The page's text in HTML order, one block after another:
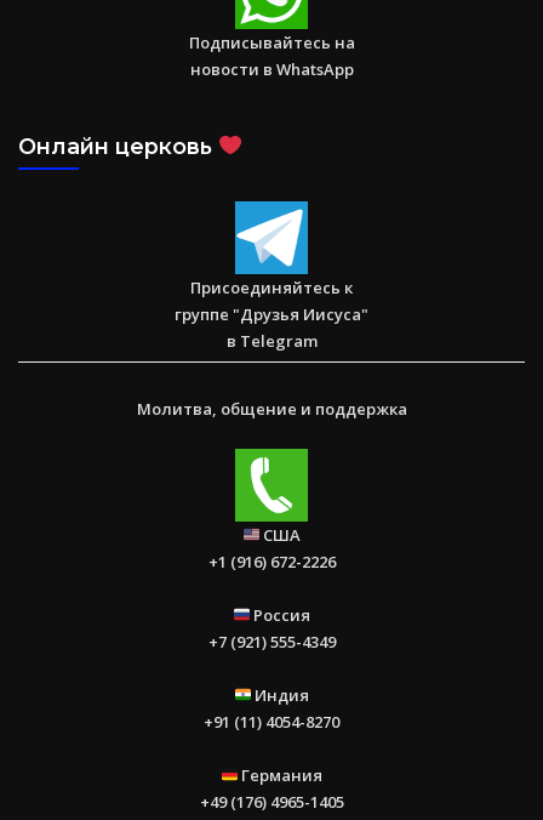
Послание к РимлянамПодписывайтесь на
новости в WhatsApp
Онлайн церковь
Присоединяйтесь к
группе "Друзья Иисуса"
в Telegram
Молитва, общение и поддержка
США
+1 (916) 672-2226
Россия
+7 (921) 555-4349
Индия
+91 (11) 4054-8270
Германия
+49 (176) 4965-1405